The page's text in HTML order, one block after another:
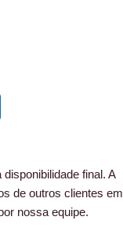
final. A
de outros clientes em
nossa equipe.